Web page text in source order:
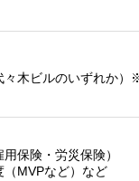
木ビルのいずれか）
保険・労災保険）
（MVPなど）など